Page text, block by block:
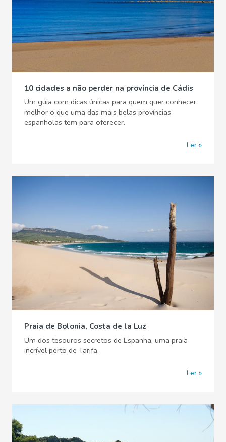
10 cidades a não perder na província de Cádis
Um guia com dicas únicas para quem quer conhecer
melhor o que uma das mais belas províncias
espanholas tem para oferecer.
Ler
Praia de Bolonia, Costa de la Luz
Um dos tesouros secretos de Espanha, uma praia
incrível perto de Tarifa.
Ler